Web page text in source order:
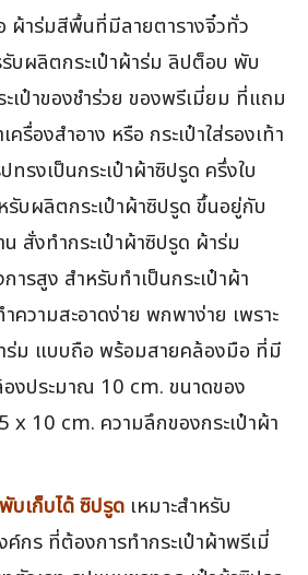
ผ้าร่มสีพื้นที่มีลายตารางจิ๋วทั่ว
บผลิตกระเป๋าผ้าร่ม ลิปต็อบ พับ
เป๋าของชำร่วย ของพรีเมี่ยม ที่แถม
รื่องสำอาง หรือ กระเป๋าใส่รองเท้า
รงเป็นกระเป๋าผ้าซิปรูด ครึ่งใบ
รับผลิตกระเป๋าผ้าซิปรูด ขึ้นอยู่กับ
สั่งทำกระเป๋าผ้าซิปรูด ผ้าร่ม
รสูง สำหรับทำเป็นกระเป๋าผ้า
ำความสะอาดง่าย พกพาง่าย เพราะ
ร่ม แบบถือ พร้อมสายคล้องมือ ที่มี
งประมาณ 10 cm. ขนาดของ
x 10 cm. ความลึกของกระเป๋าผ้า
บเก็บได้ ซิปรูด เหมาะสำหรับ
กร ที่ต้องการทำกระเป๋าผ้าพรีเมี่